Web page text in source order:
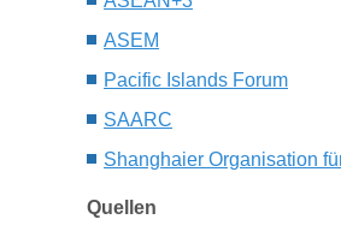
ASEM
Pacific Islands Forum
SAARC
Shanghaier Organisation
Quellen